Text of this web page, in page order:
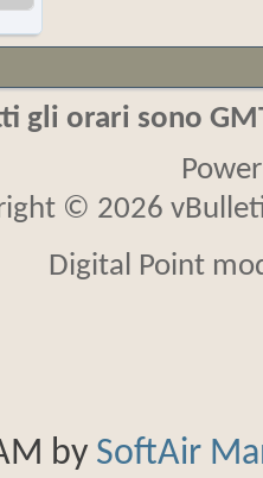
gli orari sono
© 2026
Digital Point
by SoftAir